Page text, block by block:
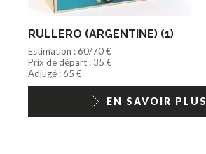
RULLERO (ARGENTINE) (1)
Estimation : 60/70 €
Prix de départ : 35 €
Adjugé : 65 €
EN SAVOIR PLUS